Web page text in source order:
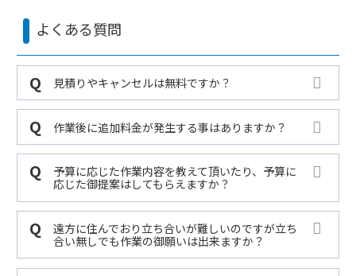
よくある質問
見積りやキャンセルは無料ですか？
作業後に追加料金が発生する事はありますか？
予算に応じた作業内容を教えて頂いたり、予算に
応じた御提案はしてもらえますか？
遠方に住んでおり立ち合いが難しいのですが立ち
合い無しでも作業の御願いは出来ますか？